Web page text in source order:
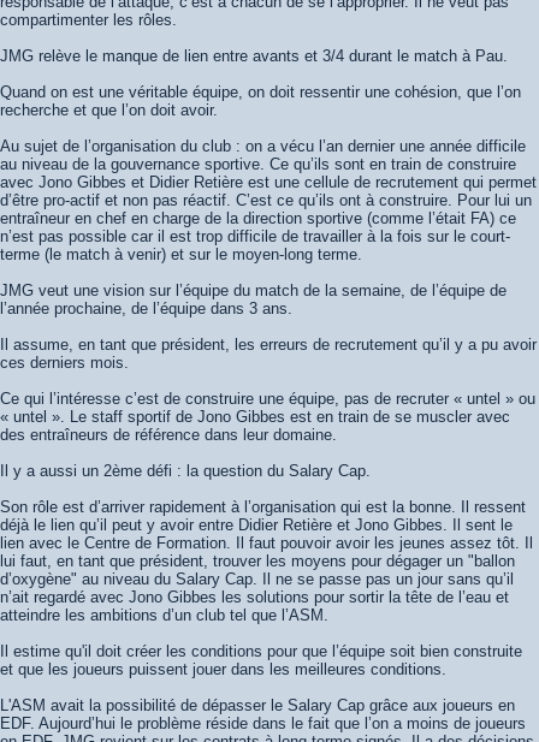
compartimenter les rôles.
JMG relève le manque de lien entre avants et 3/4 durant le match à Pau.
Quand on est une véritable équipe, on doit ressentir une cohésion, que l’on
recherche et que l’on doit avoir.
Au sujet de l’organisation du club : on a vécu l’an dernier une année difficile
au niveau de la gouvernance sportive. Ce qu’ils sont en train de construire
avec Jono Gibbes et Didier Retière est une cellule de recrutement qui permet
d’être pro-actif et non pas réactif. C’est ce qu’ils ont à construire. Pour lui un
entraîneur en chef en charge de la direction sportive (comme l’était FA) ce
n’est pas possible car il est trop difficile de travailler à la fois sur le court-
terme (le match à venir) et sur le moyen-long terme.
JMG veut une vision sur l’équipe du match de la semaine, de l’équipe de
l’année prochaine, de l’équipe dans 3 ans.
Il assume, en tant que président, les erreurs de recrutement qu’il y a pu avoir
ces derniers mois.
Ce qui l’intéresse c’est de construire une équipe, pas de recruter « untel » ou
« untel ». Le staff sportif de Jono Gibbes est en train de se muscler avec
des entraîneurs de référence dans leur domaine.
Il y a aussi un 2ème défi : la question du Salary Cap.
Son rôle est d’arriver rapidement à l’organisation qui est la bonne. Il ressent
déjà le lien qu’il peut y avoir entre Didier Retière et Jono Gibbes. Il sent le
lien avec le Centre de Formation. Il faut pouvoir avoir les jeunes assez tôt. Il
lui faut, en tant que président, trouver les moyens pour dégager un "ballon
d’oxygène" au niveau du Salary Cap. Il ne se passe pas un jour sans qu’il
n’ait regardé avec Jono Gibbes les solutions pour sortir la tête de l’eau et
atteindre les ambitions d’un club tel que l’ASM.
Il estime qu'il doit créer les conditions pour que l’équipe soit bien construite
et que les joueurs puissent jouer dans les meilleures conditions.
L'ASM avait la possibilité de dépasser le Salary Cap grâce aux joueurs en
EDF. Aujourd’hui le problème réside dans le fait que l’on a moins de joueurs